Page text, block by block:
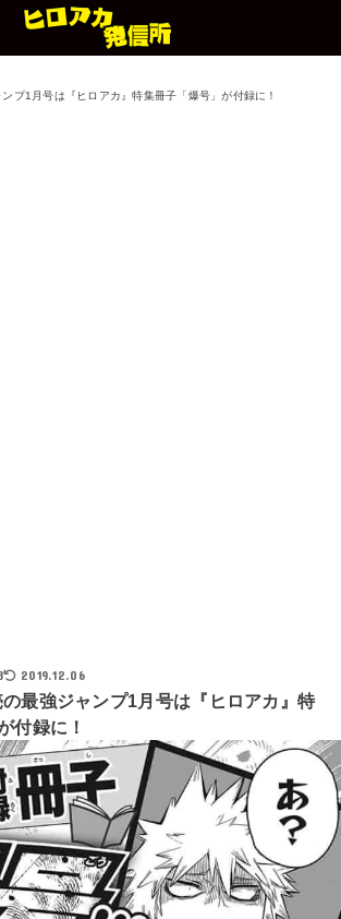
プ1月号は『ヒロアカ』特集冊子「爆号」が付録に！
2019.12.06
最強ジャンプ1月号は『ヒロアカ』特
付録に！